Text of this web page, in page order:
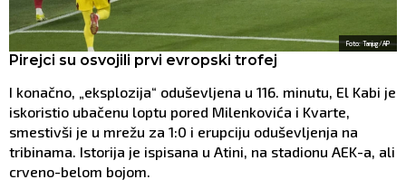
Foto: Tanjug/AP
Pirejci su osvojili prvi evropski trofej
I konačno, „eksplozija“ oduševljena u 116. minutu, El Kabi je
iskoristio ubačenu loptu pored Milenkovića i Kvarte,
smestivši je u mrežu za 1:0 i erupciju oduševljenja na
tribinama. Istorija je ispisana u Atini, na stadionu AEK-a, ali
crveno-belom bojom.